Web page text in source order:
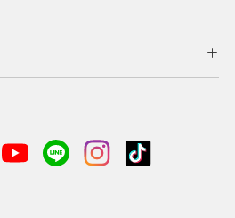
熊本県 群馬県 記念日
カップル 飛行機 帰省